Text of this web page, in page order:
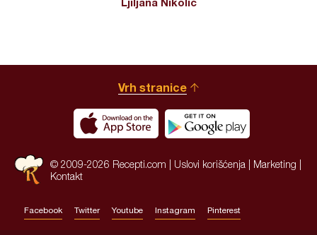
Vrh stranice
© 2009-2026 Recepti.com | Uslovi korišćenja Marketing
Kontakt
Facebook Twitter Youtube Instagram Pinterest